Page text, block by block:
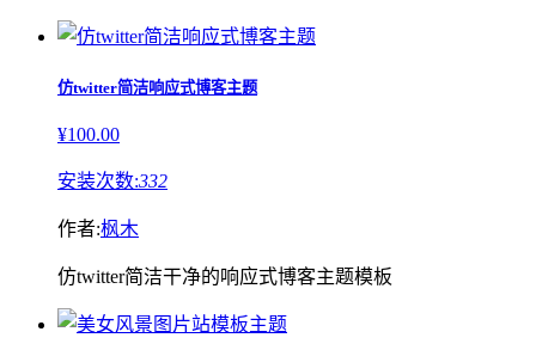
仿twitter简洁响应式博客主题
¥100.00
安装次数:332
作者:枫木
仿twitter简洁干净的响应式博客主题模板